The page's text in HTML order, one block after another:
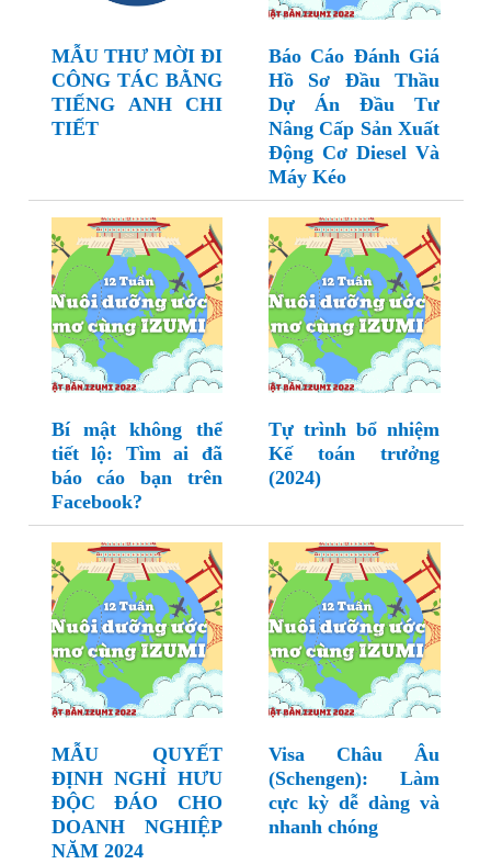
MẪU THƯ MỜI ĐI
CÔNG TÁC BẰNG
TIẾNG ANH CHI
TIẾT
Báo Cáo Đánh Giá
Hồ Sơ Đầu Thầu
Dự Án Đầu Tư
Nâng Cấp Sản Xuất
Động Cơ Diesel Và
Máy Kéo
Bí mật không thể
tiết lộ: Tìm ai đã
báo cáo bạn trên
Facebook?
Tự trình bổ nhiệm
Kế toán trưởng
(2024)
MẪU QUYẾT
ĐỊNH NGHỈ HƯU
ĐỘC ĐÁO CHO
DOANH NGHIỆP
NĂM 2024
Visa Châu Âu
(Schengen): Làm
cực kỳ dễ dàng và
nhanh chóng